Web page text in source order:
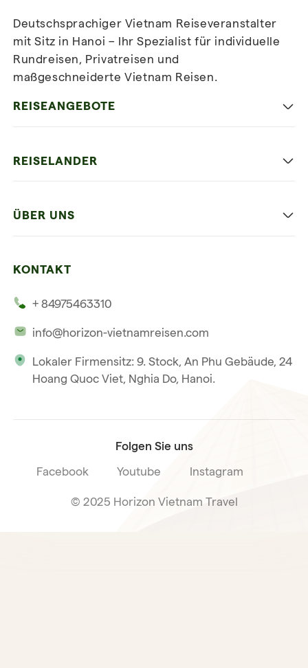
Newsletterabonnieren
Deutschsprachiger Vietnam Reiseveranstalter
mit Sitz in Hanoi – Ihr Spezialist für individuelle
Rundreisen, Privatreisen und
maßgeschneiderte Vietnam Reisen.
REISEANGEBOTE
Die Beste Reise
Mehrere Länder
REISELANDER
ÜBER UNS
Unsere internationale Tourismuslizenz
KONTAKT
+ 84975463310
info@horizon-vietnamreisen.com
Lokaler Firmensitz: 9. Stock, An Phu Gebäude, 24
Hoang Quoc Viet, Nghia Do, Hanoi.
Folgen Sie uns
Facebook Youtube Instagram
© 2025 Horizon Vietnam Travel